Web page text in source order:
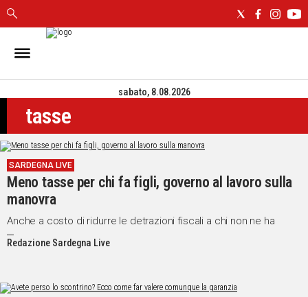
IN
CAGLIARI
SASSARI
NUORO
ORISTANO
SULCIS
GALLURA
OGLIASTRA
MEDIO
CAMPIDANO
NOTIZIE
sabato, 8.08.2026
tasse
SARDEGNA LIVE
Meno tasse per chi fa figli, governo al lavoro sulla
manovra
Anche a costo di ridurre le detrazioni fiscali a chi non ne ha
Redazione Sardegna Live